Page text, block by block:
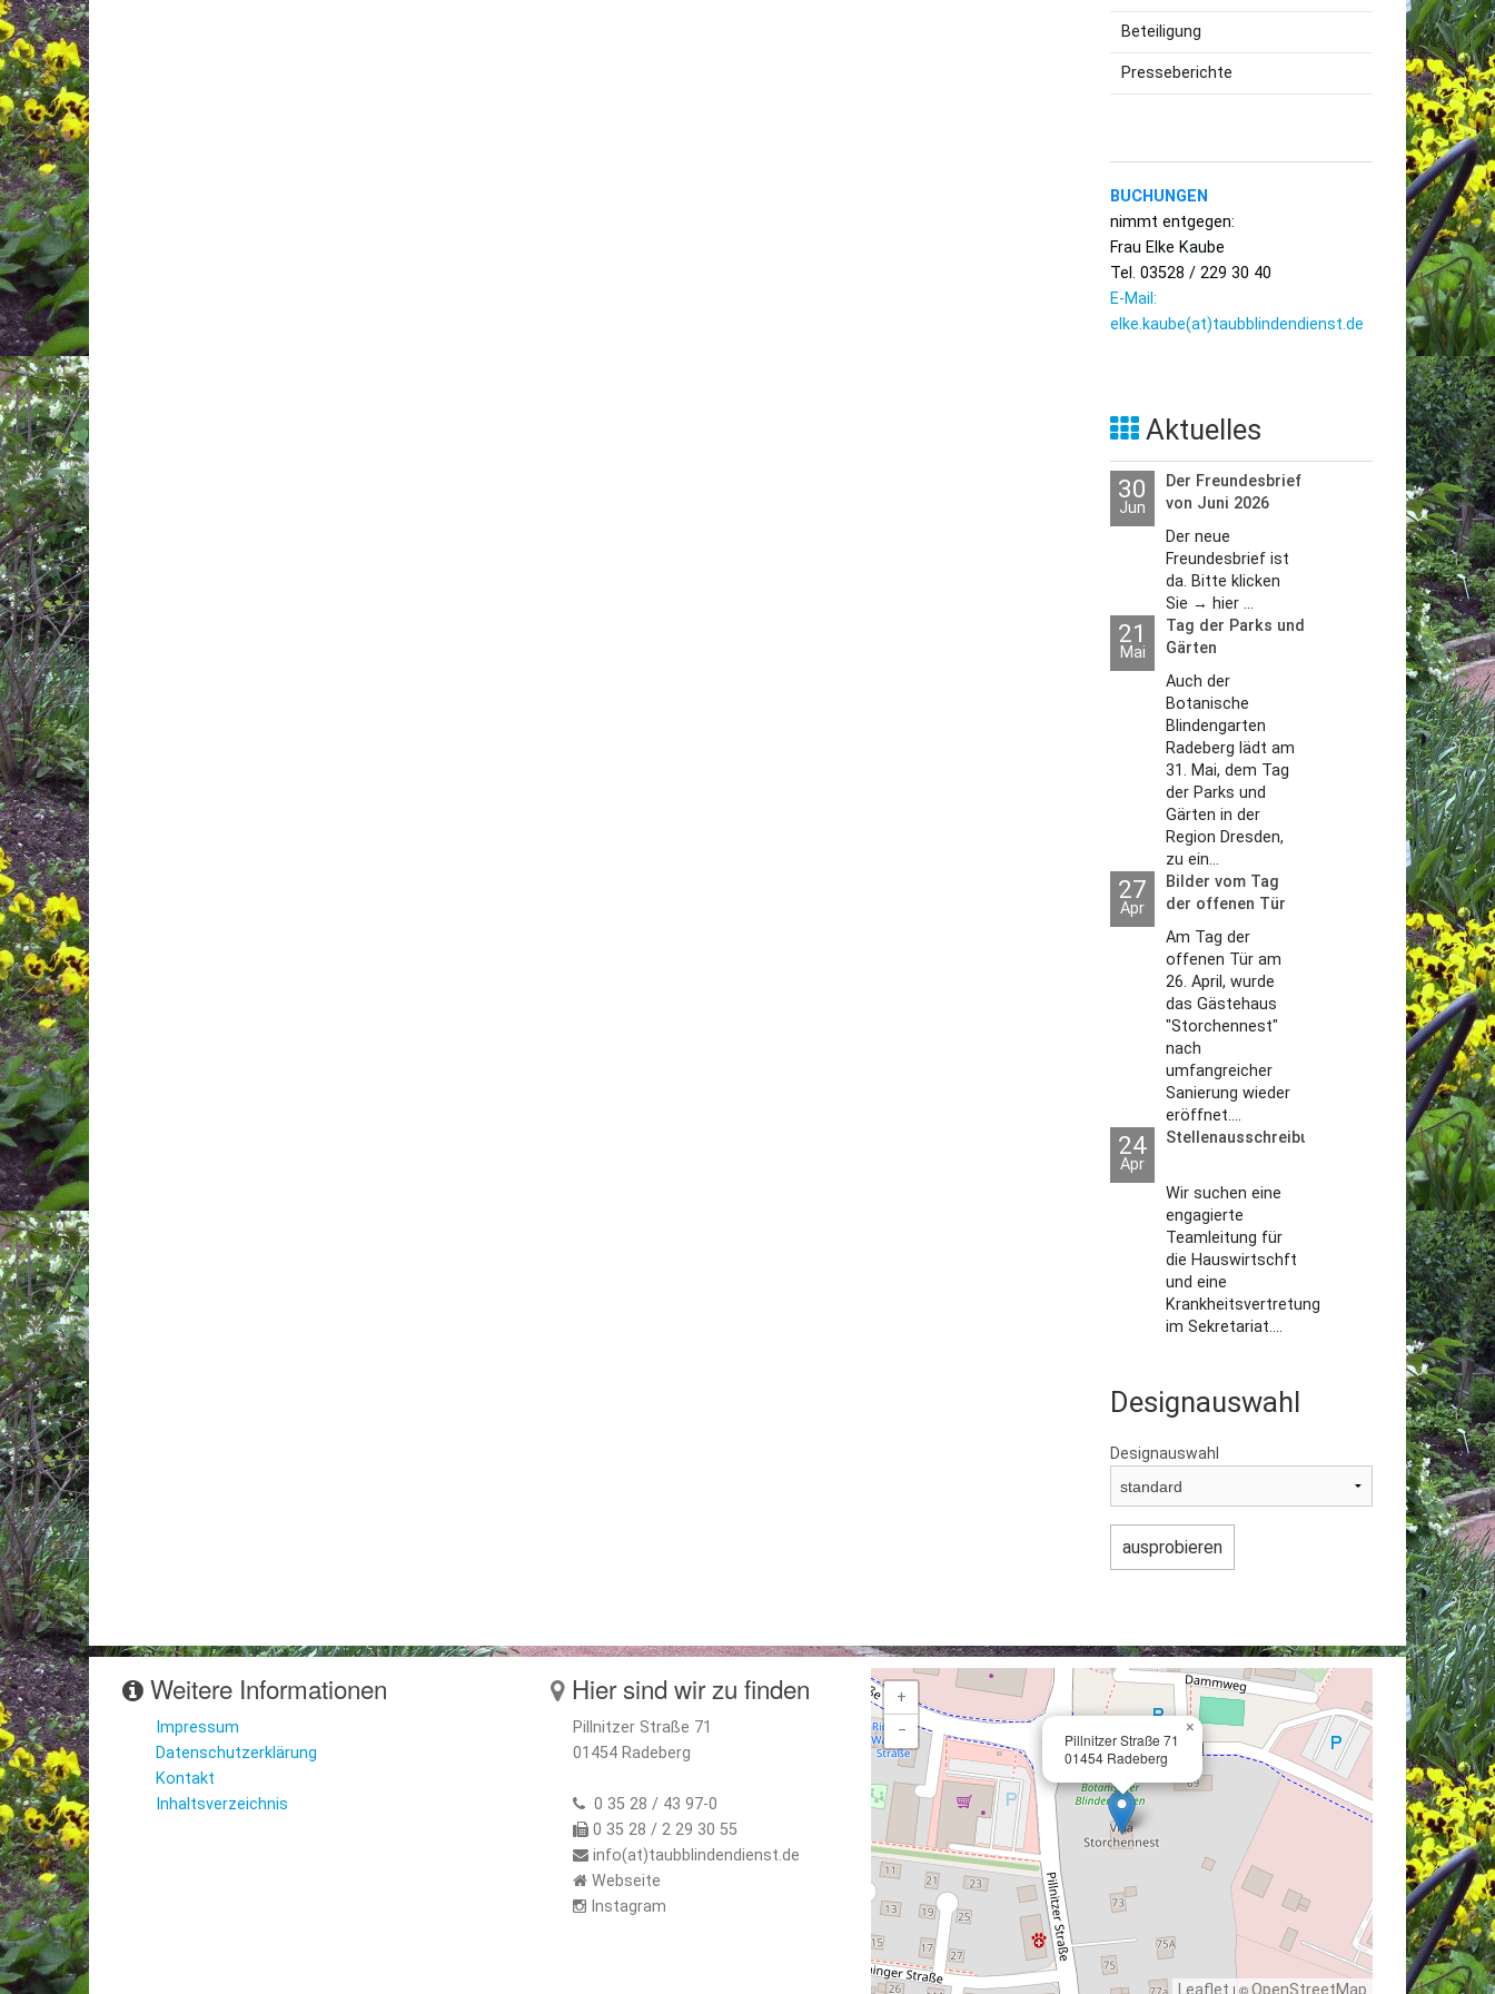
Beteiligung
Presseberichte
BUCHUNGEN
nimmt entgegen:
Frau Elke Kaube
Tel. 03528 / 229 30 40
E-Mail:
elke.kaube(at)taubblindendienst.de
Aktuelles
30
Jun
Der Freundesbrief
von Juni 2026
Der neue
Freundesbrief ist
da. Bitte klicken
Sie → hier ...
21
Mai
Tag der Parks und
Gärten
Auch der
Botanische
Blindengarten
Radeberg lädt am
31. Mai, dem Tag
der Parks und
Gärten in der
Region Dresden,
zu ein...
27
Apr
Bilder vom Tag
der offenen Tür
2026
Am Tag der
offenen Tür am
26. April, wurde
das Gästehaus
"Storchennest"
nach
umfangreicher
Sanierung wieder
eröffnet....
24
Apr
Stellenausschreibungen
Wir suchen eine
engagierte
Teamleitung für
die Hauswirtschft
und eine
Krankheitsvertretung
im Sekretariat....
Designauswahl
Designauswahl
Weitere Informationen
Impressum
Datenschutzerklärung
Kontakt
Inhaltsverzeichnis
Hier sind wir zu finden
Pillnitzer Straße 71
01454 Radeberg
0 35 28 / 43 97-0
0 35 28 / 2 29 30 55
info(at)taubblindendienst.de
Webseite
Instagram
Pillnitzer Straße 71
01454 Radeberg
×
+
−
| ©